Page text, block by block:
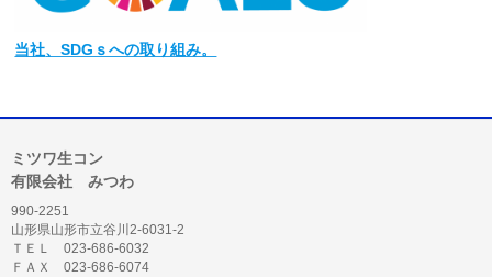
当社、SDGｓへの取り組み。
ミツワ生コン
有限会社 みつわ
990-2251
山形県山形市立谷川2-6031-2
ＴＥＬ 023-686-6032
ＦＡＸ 023-686-6074